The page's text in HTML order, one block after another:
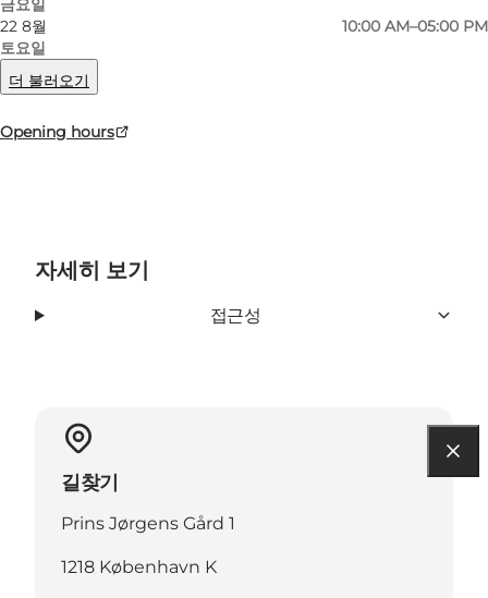
금요일
22 8월
토요일
10:00 AM–05:00 PM
더 불러오기
Opening hours
preparations as they are today and in days of
old.
자세히 보기
접근성
길찾기
Prins Jørgens Gård 1
1218 København K